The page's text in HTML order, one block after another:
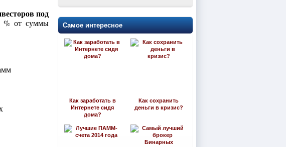
под
% от суммы
Самое интересное
Как заработать в
Интернете сидя
дома?
Как сохранить
деньги в кризис?